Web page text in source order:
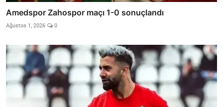
Amedspor Zahospor maçı 1-0 sonuçlandı
Ağustos 1, 2026 0